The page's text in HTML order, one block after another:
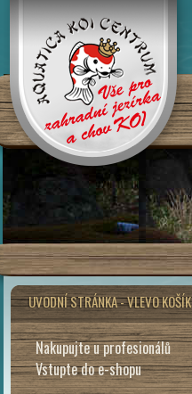
UVODNÍ STRÁNKA - VLEVO KOŠÍK
Nakupujte u profesionálů
Vstupte do e-shopu